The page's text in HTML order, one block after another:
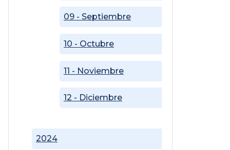
2024
09 - Septiembre
10 - Octubre
11 - Noviembre
12 - Diciembre